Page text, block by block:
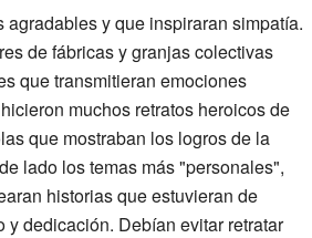
y que inspiraran simpatía.
de fábricas y granjas colectivas
que transmitieran emociones
muchos retratos heroicos de
que mostraban los logros de la
lado los temas más "personales",
historias que estuvieran de
dedicación. Debían evitar retratar